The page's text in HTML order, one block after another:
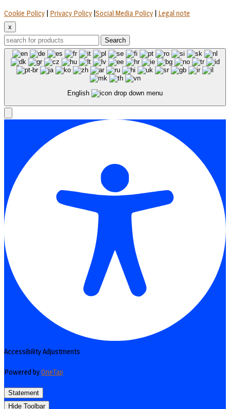
Cookie Policy | Privacy Policy |Social Media Policy | Legal note
x
Search
English
Accessibility Adjustments
Powered byOneTap
Statement
Hide Toolbar